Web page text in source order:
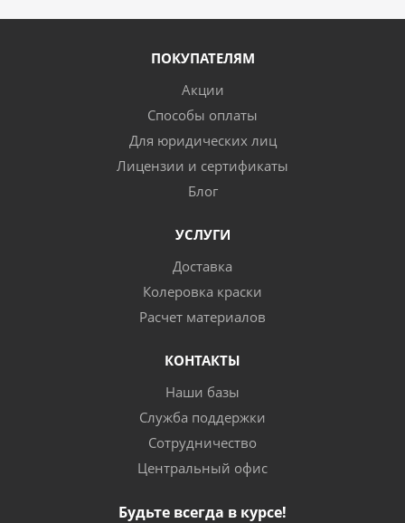
ПОКУПАТЕЛЯМ
Акции
Способы оплаты
Для юридических лиц
Лицензии и сертификаты
Блог
УСЛУГИ
Доставка
Колеровка краски
Расчет материалов
КОНТАКТЫ
Наши базы
Служба поддержки
Сотрудничество
Центральный офис
Будьте всегда в курсе!